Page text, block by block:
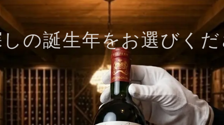
の誕生年をお選びく